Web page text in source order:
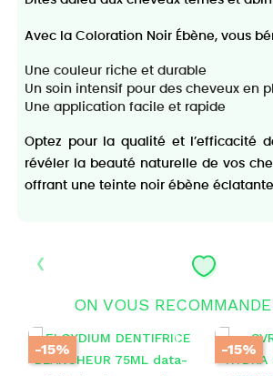
Avec la Coloration Noir Ébène, vous
Une couleur riche et durable
Un soin intensif pour des cheveux en
Une application facile et rapide
Optez pour la qualité et l’efficacité
révéler la beauté naturelle de vos
offrant une teinte noir ébène
ON VOUS
-15% -15%
‹